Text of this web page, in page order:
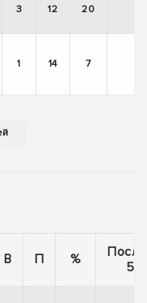
3 12 20
1 14 7
В П %
5